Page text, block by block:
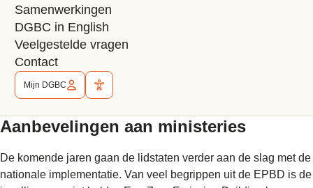
Samenwerkingen
DGBC in English
Veelgestelde vragen
Contact
Mijn DGBC
Materiaalgebonden energie
DGBC en de andere Europese Green Building Councils waren
nauw betrokken bij de totstandkoming van de herziening van
de EPBD. Zij hebben onder meer gepleit voor het meenemen
van materiaalgebonden energie en de WLC-berekening.
Aanbevelingen aan ministeries
De komende jaren gaan de lidstaten verder aan de slag met de
nationale implementatie. Van veel begrippen uit de EPBD is de